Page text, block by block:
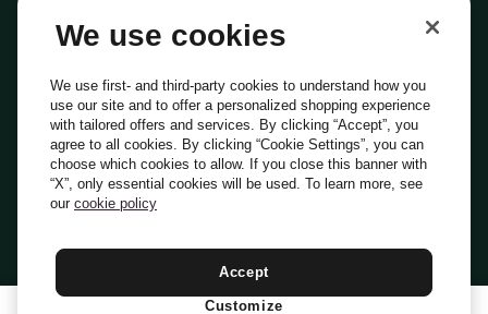
Everli Shoppers
About Us
Everli News
Domande frequenti
Lavora con noi
Diventa Shopper
Investitori
PrivacyCookiePreferenze Cookie
Termini e CondizioniCodice Etico
Indirizzo PEC: everli@pec.it - indirizzo DPO: dpo@everli.com
Italiano
We use cookies
We use first- and third-party cookies to understand how you
use our site and to offer a personalized shopping experience
with tailored offers and services. By clicking “Accept”, you
agree to all cookies. By clicking “Cookie Settings”, you can
choose which cookies to allow. If you close this banner with
“X”, only essential cookies will be used. To learn more, see
our cookie policy
Accept
Customize